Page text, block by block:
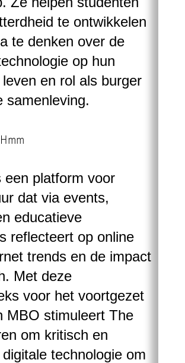
te ontwikkelen
te denken over de
op hun
en rol als burger
samenleving.
een platform voor
dat via events,
educatieve
reflecteert op online
trends en de impact
Met deze
voor het voortgezet
MBO stimuleert The
om kritisch en
technologie om